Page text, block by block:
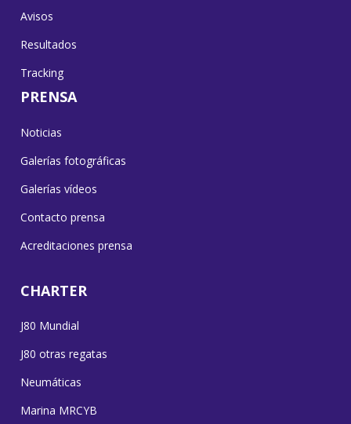
Avisos
Resultados
Tracking
PRENSA
Noticias
Galerías fotográficas
Galerías vídeos
Contacto prensa
Acreditaciones prensa
CHARTER
J80 Mundial
J80 otras regatas
Neumáticas
Marina MRCYB